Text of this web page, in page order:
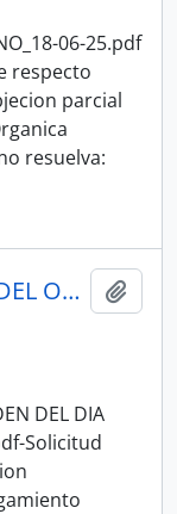
06-25.pdf
respecto
parcial
resuelva:
002_SOLICITUD DE CAMBIO DEL ORDEN DEL DIA LUIS FERNANDO MOLINA_14-06-25SESION DE PLENO N 011 ASAMBLEA NACIONAL 2025-2027
DEL DIA
Solicitud